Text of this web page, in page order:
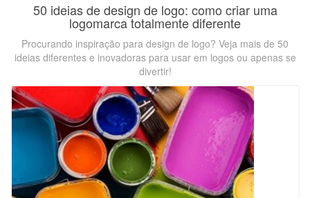
50 ideias de design de logo: como criar uma
logomarca totalmente diferente
Procurando inspiração para design de logo? Veja mais de 50
ideias diferentes e inovadoras para usar em logos ou apenas se
divertir!